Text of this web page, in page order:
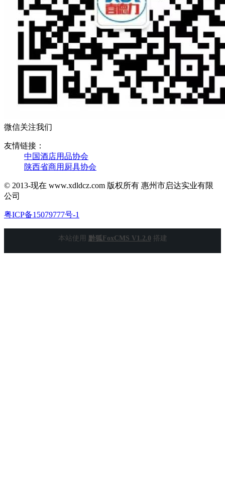
微信关注我们
友情链接：
中国酒店用品协会
陕西省商用厨具协会
© 2013-现在 www.xdldcz.com 版权所有 惠州市启达实业有限
公司
粤ICP备15079777号-1
本站使用 黔狐FoxCMS V1.2.0 搭建